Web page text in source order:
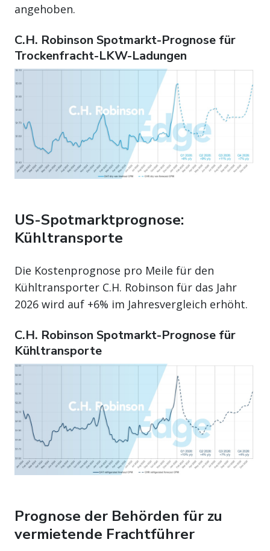
angehoben.
C.H. Robinson Spotmarkt-Prognose für
Trockenfracht-LKW-Ladungen
US-Spotmarktprognose:
Kühltransporte
Die Kostenprognose pro Meile für den
Kühltransporter C.H. Robinson für das Jahr
2026 wird auf +6% im Jahresvergleich erhöht.
C.H. Robinson Spotmarkt-Prognose für
Kühltransporte
Prognose der Behörden für zu
vermietende Frachtführer